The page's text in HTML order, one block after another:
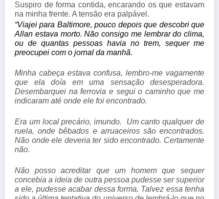
Suspiro de forma contida, encarando os que estavam
na minha frente. A tensão era palpável.
“Viajei para Baltimore, pouco depois que descobri que
Allan estava morto. Não consigo me lembrar do clima,
ou de quantas pessoas havia no trem, sequer me
preocupei com o jornal da manhã.
Minha cabeça estava confusa, lembro-me vagamente
que ela doía em uma sensação desesperadora.
Desembarquei na ferrovia e segui o caminho que me
indicaram até onde ele foi encontrado.
Era um local precário, imundo. Um canto qualquer de
ruela, onde bêbados e arruaceiros são encontrados.
Não onde ele deveria ter sido encontrado. Certamente
não.
Não posso acreditar que um homem que sequer
concebia a ideia de outra pessoa pudesse ser superior
a ele, pudesse acabar dessa forma. Talvez essa tenha